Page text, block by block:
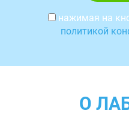
нажимая на
политикой
О